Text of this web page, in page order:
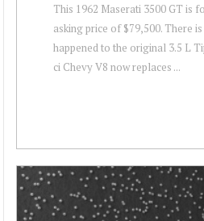
This 1962 Maserati 3500 GT is
asking price of $79,500. There
happened to the original 3.5 L
ci Chevy V8 now replaces ...